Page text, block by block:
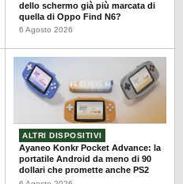
dello schermo già più marcata di
quella di Oppo Find N6?
6 Agosto 2026
ALTRI DISPOSITIVI
Ayaneo Konkr Pocket Advance: la
portatile Android da meno di 90
dollari che promette anche PS2